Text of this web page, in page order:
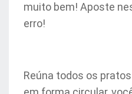
muito bem! Aposte
erro!
Reúna todos os